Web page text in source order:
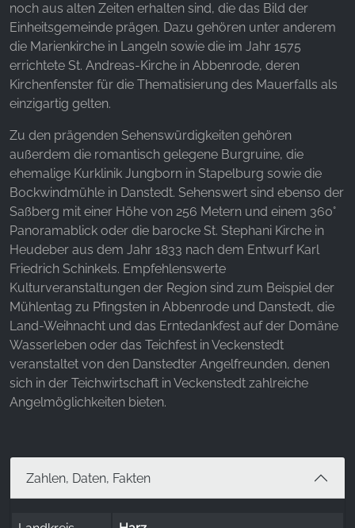
noch aus alten Zeiten erhalten sind, die das Bild der
Einheitsgemeinde prägen. Dazu gehören unter anderem
die Marienkirche in Langeln sowie die im Jahr 1575
errichtete St. Andreas-Kirche in Abbenrode, deren
Kirchenfenster für die Thematisierung des Mauerfalls als
einzigartig gelten.
Zu den prägenden Sehenswürdigkeiten gehören
außerdem die romantisch gelegene Burgruine, die
ehemalige Kurklinik Jungborn in Stapelburg sowie die
Bockwindmühle in Danstedt. Sehenswert sind ebenso der
Saßberg mit einer Höhe von 256 Metern und einem 360°
Panoramablick oder die barocke St. Stephani Kirche in
Heudeber aus dem Jahr 1833 nach dem Entwurf Karl
Friedrich Schinkels. Empfehlenswerte
Kulturveranstaltungen der Region sind zum Beispiel der
Mühlentag zu Pfingsten in Abbenrode und Danstedt, die
Land-Weihnacht und das Erntedankfest auf der Domäne
Wasserleben oder das Teichfest in Veckenstedt
veranstaltet von den Danstedter Angelfreunden, denen
sich in der Teichwirtschaft in Veckenstedt zahlreiche
Angelmöglichkeiten bieten.
Zahlen, Daten, Fakten